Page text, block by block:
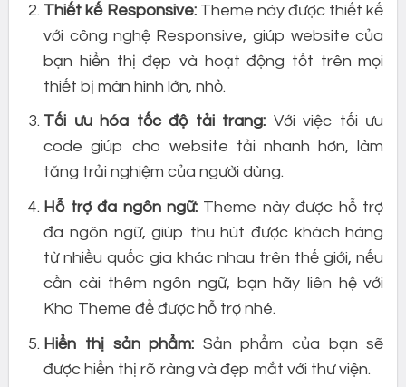
Thiết kế Responsive:Theme này được thiết kế
với công nghệ Responsive, giúp website của
bạn hiển thị đẹp và hoạt động tốt trên mọi
thiết bị màn hình lớn, nhỏ.
Tối ưu hóa tốc độ tải trang: Với việc tối ưu
code giúp cho website tải nhanh hơn, làm
tăng trải nghiệm của người dùng.
Hỗ trợ đa ngôn ngữ: Theme này được hỗ trợ
đa ngôn ngữ, giúp thu hút được khách hàng
từ nhiều quốc gia khác nhau trên thế giới, nếu
cần cài thêm ngôn ngữ, bạn hãy liên hệ với
Kho Theme để được hỗ trợ nhé.
Hiển thị sản phẩm: Sản phẩm của bạn sẽ
được hiển thị rõ ràng và đẹp mắt với thư viện.